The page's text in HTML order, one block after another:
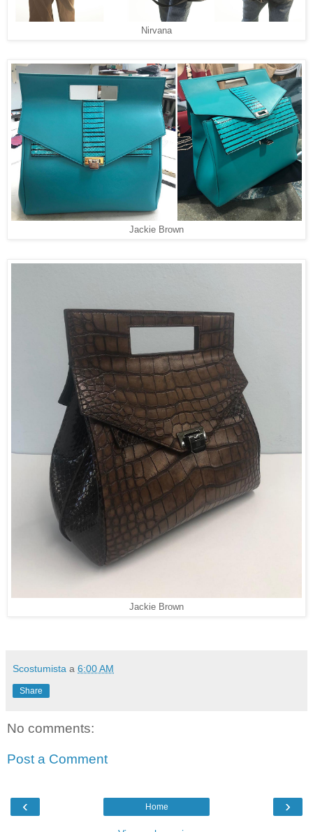
Nirvana
Jackie Brown
Jackie Brown
Scostumista a 6:00 AM
Share
No comments:
Post a Comment
‹ ›
Home